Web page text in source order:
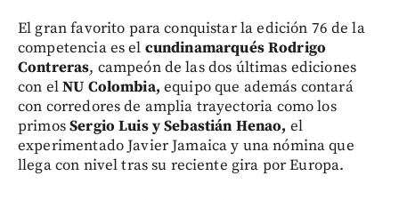
El gran favorito para conquistar la edición 76 de la
competencia es el cundinamarqués Rodrigo
Contreras, campeón de las dos últimas ediciones
con elNU Colombia, equipo que además contará
con corredores de amplia trayectoria como los
primosSergio Luis y Sebastián Henao, el
experimentado Javier Jamaica y una nómina que
llega con nivel tras su reciente gira por Europa.